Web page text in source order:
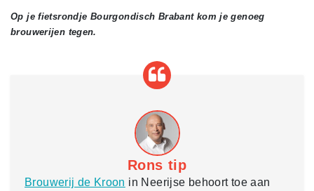
Op je fietsrondje Bourgondisch Brabant kom je genoeg
brouwerijen tegen.
Rons tip
Brouwerij de Kroon in Neerijse behoort toe aan